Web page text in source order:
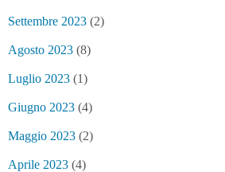
Settembre 2023 (2)
Agosto 2023 (8)
Luglio 2023 (1)
Giugno 2023 (4)
Maggio 2023 (2)
Aprile 2023 (4)